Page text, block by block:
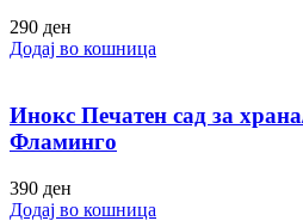
290 ден
Додај во кошница
Инокс Печатен сад за
Фламинго
390 ден
Додај во кошница